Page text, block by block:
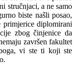
stručnjaci, a ne samo
biste našli posao,
diplomirani
zbog činjenice da
završen fakultet
vi ste ti koji ste